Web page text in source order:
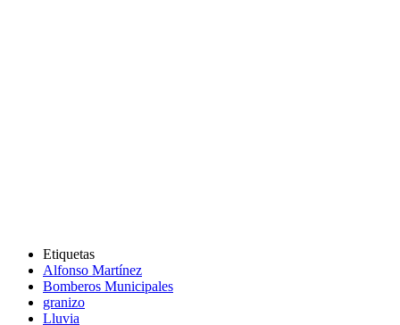
Etiquetas
Alfonso Martínez
Bomberos Municipales
granizo
Lluvia